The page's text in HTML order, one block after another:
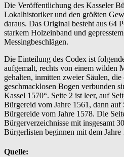
Die Veröffentlichung des Kasseler
Lokalhistoriker und den größten
daraus. Das Original besteht aus 64
starkem Holzeinband und
Messingbeschlägen.
Die Einteilung des Codex ist
aufgemalt, rechts von einem wilden
gehalten, inmitten zweier Säulen,
geschmacklosen Bogen verbunden
Kassel 1570“. Seite 2 ist leer, auf
Bürgereid vom Jahre 1561, dann auf
Bürgereide vom Jahre 1578. Die
Bürgerverzeichnisse mit insgesamt
Bürgerlisten beginnen mit dem Jahre
Quelle: